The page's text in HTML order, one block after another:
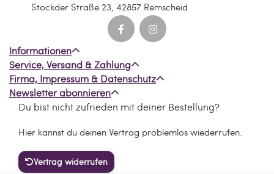
Stockder Straße 23, 42857 Remscheid
Informationen
Service, Versand & Zahlung
Firma, Impressum & Datenschutz
Newsletter abonnieren
Du bist nicht zufrieden mit deiner Bestellung?
Hier kannst du deinen Vertrag problemlos wiederrufen.
Vertrag widerrufen